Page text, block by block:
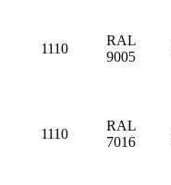
1110
RAL
9005
1110
RAL
7016